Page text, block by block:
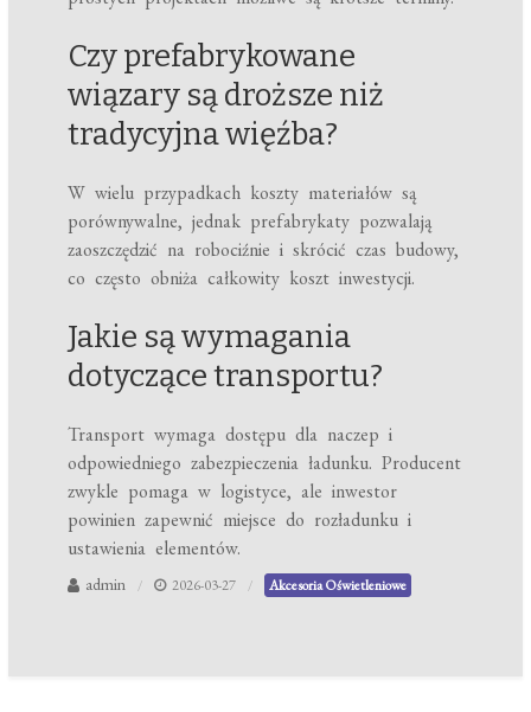
Czy prefabrykowane
wiązary są droższe niż
tradycyjna więźba?
W wielu przypadkach koszty materiałów są
porównywalne, jednak prefabrykaty pozwalają
zaoszczędzić na robociźnie i skrócić czas budowy,
co często obniża całkowity koszt inwestycji.
Jakie są wymagania
dotyczące transportu?
Transport wymaga dostępu dla naczep i
odpowiedniego zabezpieczenia ładunku. Producent
zwykle pomaga w logistyce, ale inwestor
powinien zapewnić miejsce do rozładunku i
ustawienia elementów.
admin 2026-03-27 Akcesoria Oświetleniowe